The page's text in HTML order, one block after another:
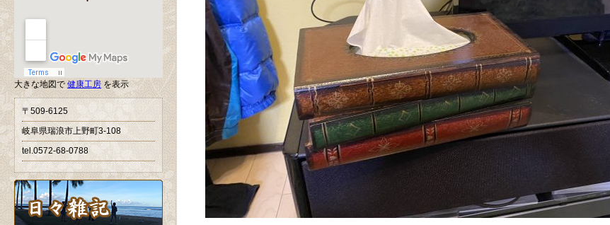
大きな地図で 健康工房 を表示
〒509-6125
岐阜県瑞浪市上野町3-108
tel.0572-68-0788